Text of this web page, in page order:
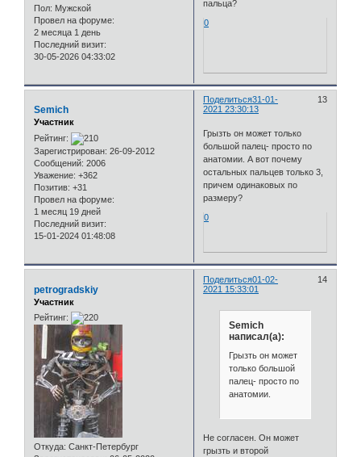
Пол: Мужской
Провел на форуме:
2 месяца 1 день
Последний визит:
30-05-2026 04:33:02
пальца?
0
Поделиться 13
31-01-
2021 23:30:13
Semich
Участник
Рейтинг:
Зарегистрирован: 26-09-2012
Сообщений: 2006
Уважение: +362
Позитив: +31
Провел на форуме:
1 месяц 19 дней
Последний визит:
15-01-2024 01:48:08
Грызть он может только
большой палец- просто по
анатомии. А вот почему
остальных пальцев только 3,
причем одинаковых по
размеру?
0
Поделиться 14
01-02-
2021 15:33:01
petrogradskiy
Участник
Рейтинг:
Откуда: Санкт-Петербург
Semich
написал(а):
Грызть он может
только большой
палец- просто по
анатомии.
Не согласен. Он может
грызть и второй